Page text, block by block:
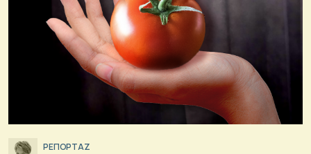
ΡΕΠΟΡΤΑΖ